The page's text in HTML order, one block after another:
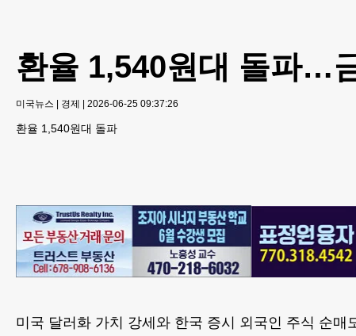
환율 1,540원대 돌파…
미국뉴스 | 경제 | 2026-06-25 09:37:26
환율 1,540원대 돌파
미국 달러화 가치 강세와 한국 증시 외국인 주식 순매